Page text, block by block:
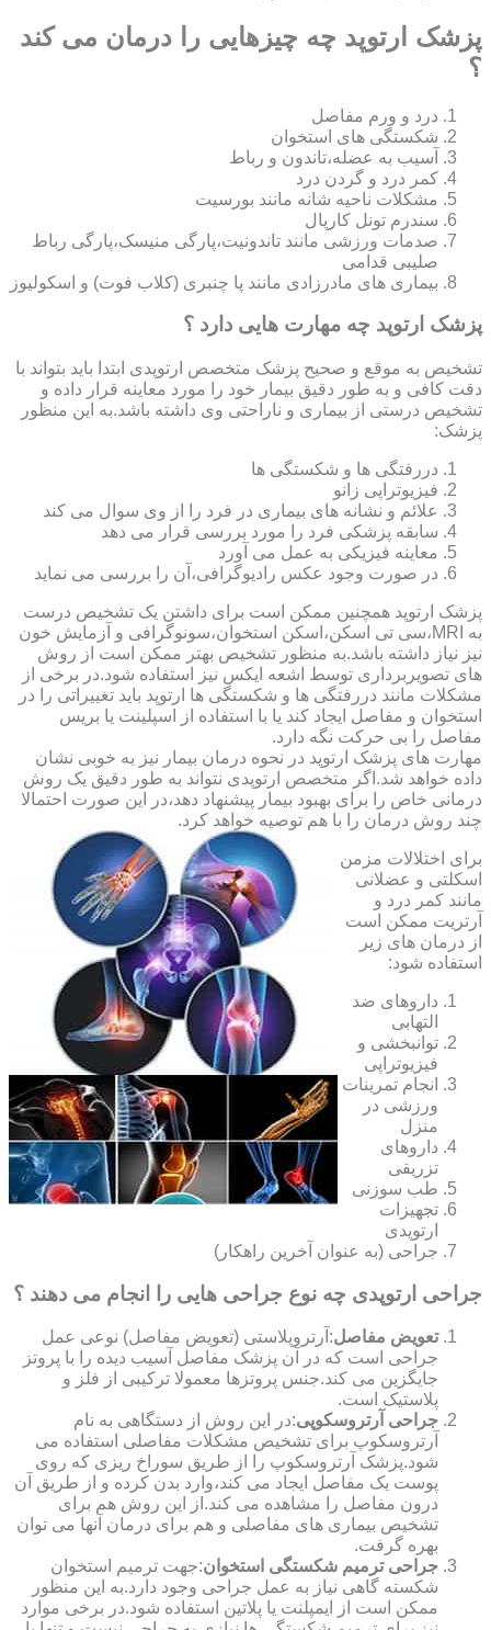
پزشک ارتوپد چه چیزهایی را درمان می کند
؟
درد و ورم مفاصل
شکستگی های استخوان
آسیب به عضله،تاندون و رباط
کمر درد و گردن درد
مشکلات ناحیه شانه مانند بورسیت
سندرم تونل کارپال
صدمات ورزشی مانند تاندونیت،پارگی منیسک،پارگی رباط
صلیبی قدامی
بیماری های مادرزادی مانند پا چنبری (کلاب فوت) و اسکولیوز
پزشک ارتوپد چه مهارت هایی دارد ؟
تشخیص به موقع و صحیح پزشک متخصص ارتوپدی ابتدا باید بتواند با
دقت کافی و به طور دقیق بیمار خود را مورد معاینه قرار داده و
تشخیص درستی از بیماری و ناراحتی وی داشته باشد.به این منظور
پزشک:
دررفتگی ها و شکستگی ها
فیزیوتراپی زانو
علائم و نشانه های بیماری در فرد را از وی سوال می کند
سابقه پزشکی فرد را مورد بررسی قرار می دهد
معاینه فیزیکی به عمل می آورد
در صورت وجود عکس رادیوگرافی،آن را بررسی می‎ نماید
پزشک ارتوپد همچنین ممکن است برای داشتن یک تشخیص درست
به MRI،سی تی اسکن،اسکن استخوان،سونوگرافی و آزمایش خون
نیز نیاز داشته باشد.به منظور تشخیص بهتر ممکن است از روش
های تصویربرداری توسط اشعه ایکس نیز استفاده شود.در برخی از
مشکلات مانند دررفتگی ها و شکستگی ها ارتوپد باید تغییراتی را در
استخوان و مفاصل ایجاد کند یا با استفاده از اسپلینت یا بریس
مفاصل را بی حرکت نگه دارد.
مهارت های پزشک ارتوپد در نحوه درمان بیمار نیز به خوبی نشان
داده خواهد شد.اگر متخصص ارتوپدی نتواند به طور دقیق یک روش
درمانی خاص را برای بهبود بیمار پیشنهاد دهد،در این صورت احتمالا
چند روش درمان را با هم توصیه خواهد کرد.
برای اختلالات مزمن
اسکلتی و عضلانی
مانند کمر درد و
آرتریت ممکن است
از درمان های زیر
استفاده شود:
داروهای ضد
التهابی
توانبخشی و
فیزیوتراپی
انجام تمرینات
ورزشی در
منزل
داروهای
تزریقی
طب سوزنی
تجهیزات
ارتوپدی
جراحی (به عنوان آخرین راهکار)
جراحی ارتوپدی چه نوع جراحی هایی را انجام می دهند ؟
تعویض مفاصل:آرتروپلاستی (تعویض مفاصل) نوعی عمل
جراحی است که در آن پزشک مفاصل آسیب دیده را با پروتز
جایگزین می کند.جنس پروتزها معمولا ترکیبی از فلز و
پلاستیک است.
جراحی آرتروسکوپی:در این روش از دستگاهی به نام
آرتروسکوپ برای تشخیص مشکلات مفاصلی استفاده می
شود.پزشک آرتروسکوپ را از طریق سوراخ ریزی که روی
پوست یک مفاصل ایجاد می کند،وارد بدن کرده و از طریق آن
درون مفاصل را مشاهده می کند.از این روش هم برای
تشخیص بیماری های مفاصلی و هم برای درمان آنها می توان
بهره گرفت.
جراحی ترمیم شکستگی استخوان:جهت ترمیم استخوان
شکسته گاهی نیاز به عمل جراحی وجود دارد.به این منظور
ممکن است از ایمپلنت یا پلاتین استفاده شود.در برخی موارد